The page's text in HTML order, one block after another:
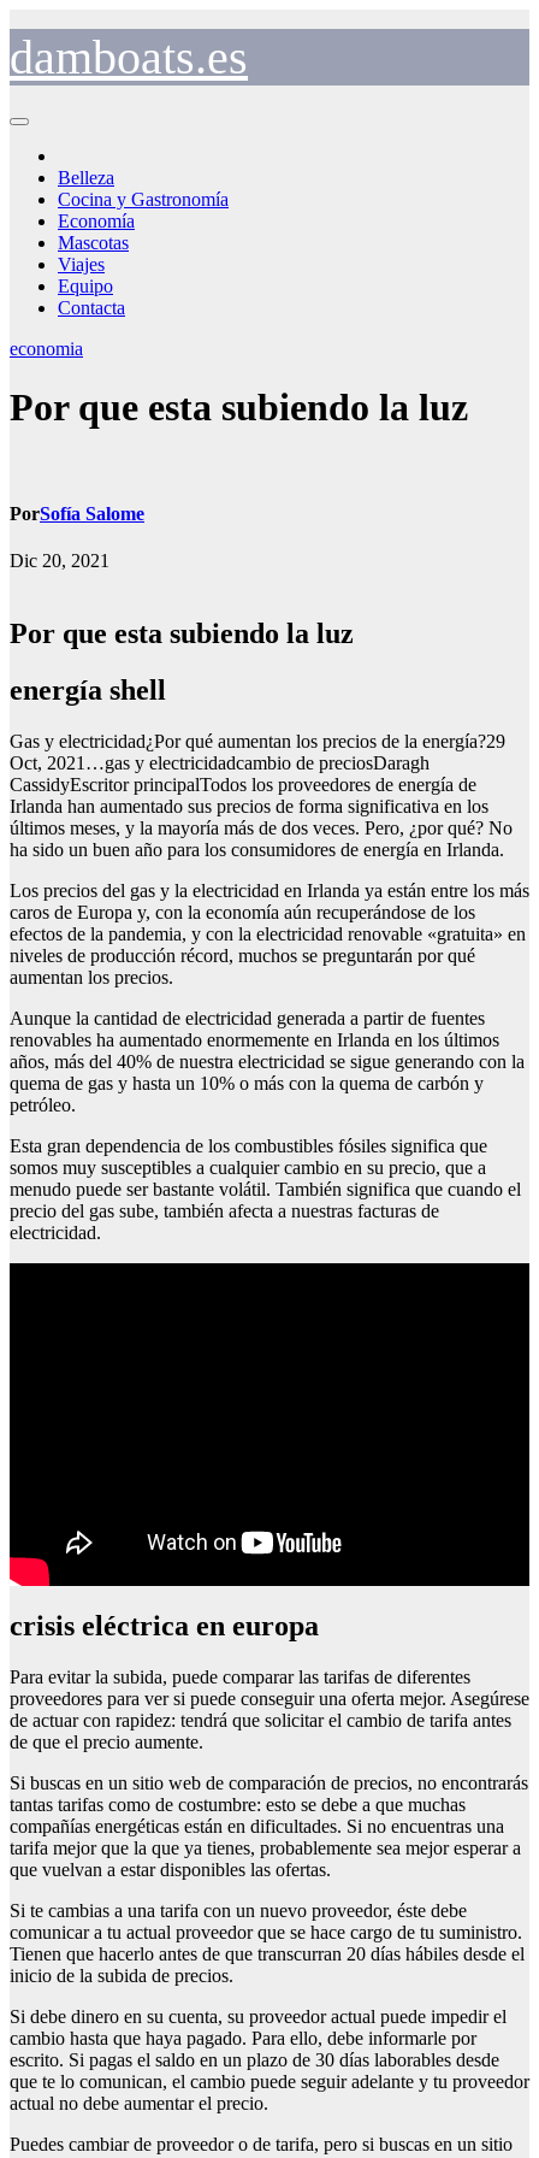
contenido
damboats.es
Belleza
Cocina y Gastronomía
Economía
Mascotas
Viajes
Equipo
Contacta
economia
Por que esta subiendo la luz
PorSofía Salome
Dic 20, 2021
Por que esta subiendo la luz
energía shell
Gas y electricidad¿Por qué aumentan los precios de la energía?29
Oct, 2021…gas y electricidadcambio de preciosDaragh
CassidyEscritor principalTodos los proveedores de energía de
Irlanda han aumentado sus precios de forma significativa en los
últimos meses, y la mayoría más de dos veces. Pero, ¿por qué? No
ha sido un buen año para los consumidores de energía en Irlanda.
Los precios del gas y la electricidad en Irlanda ya están entre los más
caros de Europa y, con la economía aún recuperándose de los
efectos de la pandemia, y con la electricidad renovable «gratuita» en
niveles de producción récord, muchos se preguntarán por qué
aumentan los precios.
Aunque la cantidad de electricidad generada a partir de fuentes
renovables ha aumentado enormemente en Irlanda en los últimos
años, más del 40% de nuestra electricidad se sigue generando con la
quema de gas y hasta un 10% o más con la quema de carbón y
petróleo.
Esta gran dependencia de los combustibles fósiles significa que
somos muy susceptibles a cualquier cambio en su precio, que a
menudo puede ser bastante volátil. También significa que cuando el
precio del gas sube, también afecta a nuestras facturas de
electricidad.
crisis eléctrica en europa
Para evitar la subida, puede comparar las tarifas de diferentes
proveedores para ver si puede conseguir una oferta mejor. Asegúrese
de actuar con rapidez: tendrá que solicitar el cambio de tarifa antes
de que el precio aumente.
Si buscas en un sitio web de comparación de precios, no encontrarás
tantas tarifas como de costumbre: esto se debe a que muchas
compañías energéticas están en dificultades. Si no encuentras una
tarifa mejor que la que ya tienes, probablemente sea mejor esperar a
que vuelvan a estar disponibles las ofertas.
Si te cambias a una tarifa con un nuevo proveedor, éste debe
comunicar a tu actual proveedor que se hace cargo de tu suministro.
Tienen que hacerlo antes de que transcurran 20 días hábiles desde el
inicio de la subida de precios.
Si debe dinero en su cuenta, su proveedor actual puede impedir el
cambio hasta que haya pagado. Para ello, debe informarle por
escrito. Si pagas el saldo en un plazo de 30 días laborables desde
que te lo comunican, el cambio puede seguir adelante y tu proveedor
actual no debe aumentar el precio.
Puedes cambiar de proveedor o de tarifa, pero si buscas en un sitio